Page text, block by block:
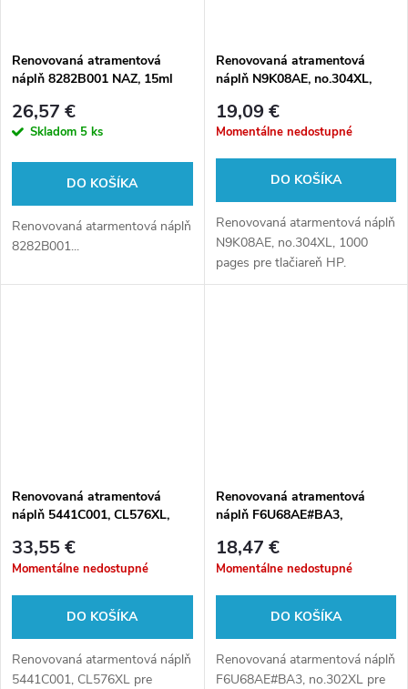
Renovovaná atramentová
náplň 8282B001 NAZ, 15ml
26,57 €
Skladom 5 ks
DO KOŠÍKA
Renovovaná atarmentová náplň
8282B001...
Renovovaná atramentová
náplň N9K08AE, no.304XL,
HP (BULK)
19,09 €
Momentálne nedostupné
DO KOŠÍKA
Renovovaná atarmentová náplň
N9K08AE, no.304XL, 1000
pages pre tlačiareň HP.
Renovovaná atramentová
náplň 5441C001, CL576XL,
(BULK)
33,55 €
Momentálne nedostupné
DO KOŠÍKA
Renovovaná atarmentová náplň
5441C001, CL576XL pre
Renovovaná atramentová
náplň F6U68AE#BA3,
HP (BULK)
18,47 €
Momentálne nedostupné
DO KOŠÍKA
Renovovaná atarmentová náplň
F6U68AE#BA3, no.302XL pre